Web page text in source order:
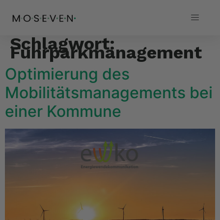
Schlagwort:
Fuhrparkmanagement
Optimierung des
Mobilitätsmanagements bei
einer Kommune